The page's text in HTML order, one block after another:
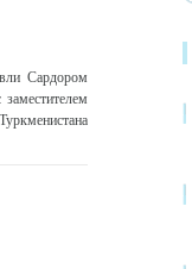
Сардором